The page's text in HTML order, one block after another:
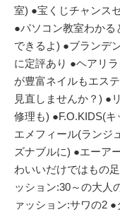
室) ●宝くじチャンス
●パソコン教室わかる
できるよ) ●ブランデ
に定評あり ●ヘアリ
が豊富ネイルもエス
見直しませんか？) ●
修理も) ●F.O.KIDS(
エメフィール(ランジ
ズナブルに) ●エーア
わいいだけではもの
ッション:30～の大人
ァッション:サワの2